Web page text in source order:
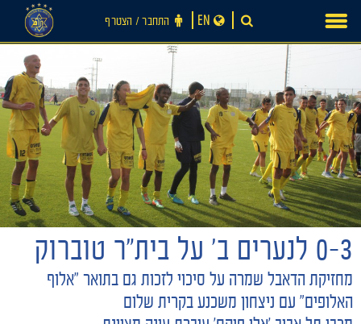
חדשות
content
התחבר ‪/‬ הצטרף EN
0-3 לנערים ב' על בית"ר טוברוק
מחזיקת הדאבל שמרה על סיכוי לזכות גם בתואר "אלוף
האלופים" עם ניצחון משכנע בקרית שלום